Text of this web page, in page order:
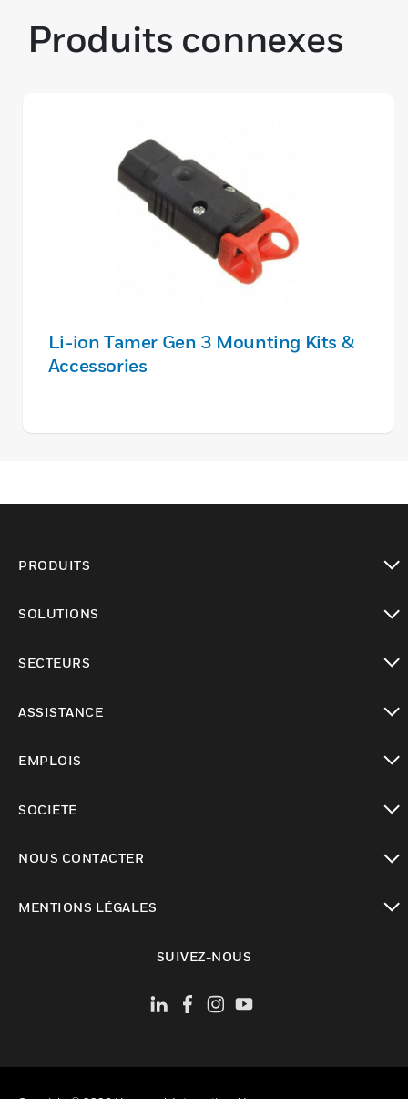
Produits connexes
Li-ion Tamer Gen 3 Mounting Kits &
Accessories
PRODUITS
SOLUTIONS
SECTEURS
ASSISTANCE
EMPLOIS
SOCIÉTÉ
NOUS CONTACTER
MENTIONS LÉGALES
SUIVEZ-NOUS